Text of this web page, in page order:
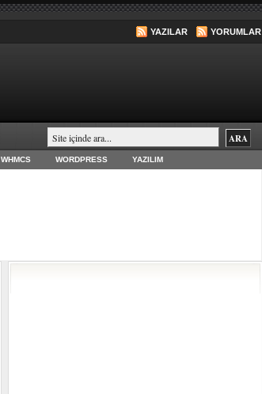
YAZILAR YORUMLAR
WHMCS WORDPRESS YAZILIM